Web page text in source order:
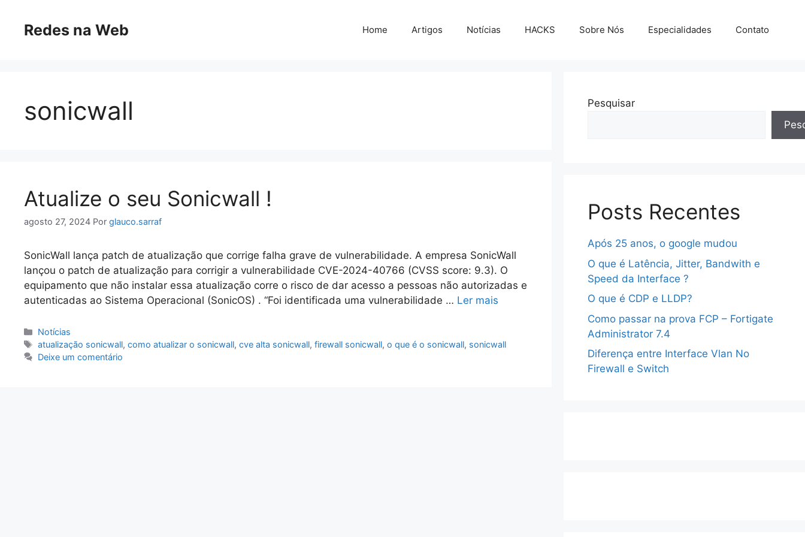
Redes na Web Home Artigos Notícias HACKS Sobre Nós Especialidades Contato
sonicwall
Atualize o seu Sonicwall !
agosto 27, 2024 Por glauco.sarraf
SonicWall lança patch de atualização que corrige falha grave de vulnerabilidade. A empresa SonicWall
lançou o patch de atualização para corrigir a vulnerabilidade CVE-2024-40766 (CVSS score: 9.3). O
equipamento que não instalar essa atualização corre o risco de dar acesso a pessoas não autorizadas e
autenticadas ao Sistema Operacional (SonicOS) . “Foi identificada uma vulnerabilidade … Ler mais
Categorias
Notícias
Tags
atualização sonicwall,como atualizar o sonicwall,cve alta sonicwall,firewall sonicwall,o que é o sonicwall, sonicwall
Deixe um comentário
Pesquisar
Posts Recentes
Após 25 anos, o google mudou
O que é Latência, Jitter, Bandwith e
Speed da Interface ?
O que é CDP e LLDP?
Como passar na prova FCP – Fortigate
Administrator 7.4
Diferença entre Interface Vlan No
Firewall e Switch